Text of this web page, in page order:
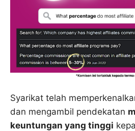
Syarikat telah
dan mengambil pendekatan
keuntungan yang tinggi